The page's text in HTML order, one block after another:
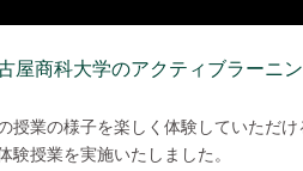
商科大学のアクティブラーニ
授業の様子を楽しく体験していただ
験授業を実施いたしました。